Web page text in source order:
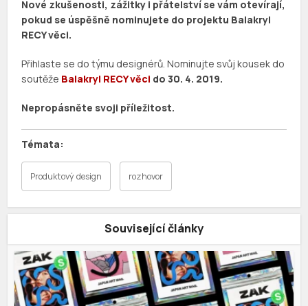
Nové zkušenosti, zážitky i přátelství se vám otevírají,
pokud se úspěšně nominujete do projektu Balakryl
RECY věci.
Přihlaste se do týmu designérů. Nominujte svůj kousek do
soutěže Balakryl RECY věci do 30. 4. 2019.
Nepropásněte svoji příležitost.
Produktový design rozhovor
Související články